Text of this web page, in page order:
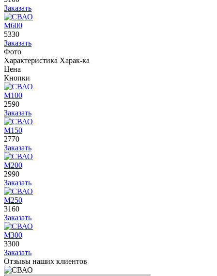
Заказать
М600
5330
Заказать
Фото
Характеристика Харак-ка
Цена
Кнопки
М100
2590
Заказать
М150
2770
Заказать
М200
2990
Заказать
М250
3160
Заказать
М300
3300
Заказать
Отзывы наших клиентов